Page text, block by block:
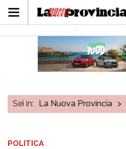
Sei in: La Nuova Provincia >
POLITICA